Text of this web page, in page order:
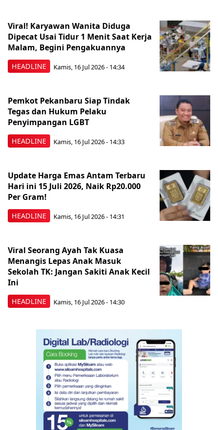
HEADLINE
Viral! Karyawan Wanita Diduga
Dipecat Usai Tidur 1 Menit Saat Kerja
Malam, Begini Pengakuannya
Kamis, 16 Jul 2026 - 14:34
HEADLINE
Pemkot Pekanbaru Siap Tindak
Tegas dan Hukum Pelaku
Penyimpangan LGBT
Kamis, 16 Jul 2026 - 14:33
HEADLINE
Update Harga Emas Antam Terbaru
Hari ini 15 Juli 2026, Naik Rp20.000
Per Gram!
Kamis, 16 Jul 2026 - 14:31
HEADLINE
Viral Seorang Ayah Tak Kuasa
Menangis Lepas Anak Masuk
Sekolah TK: Jangan Sakiti Anak Kecil
Ini
Kamis, 16 Jul 2026 - 14:30